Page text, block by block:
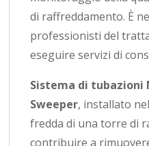
di raffreddamento. È
professionisti del
eseguire servizi di
Sistema di tubazioni
Sweeper, installato
fredda di una torre di
contribuire a